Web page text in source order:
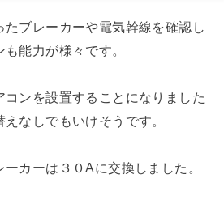
ブレーカーや電気幹線を確認し
能力が様々です。
コンを設置することになりました
なしでもいけそうです。
カーは３０Aに交換しました。